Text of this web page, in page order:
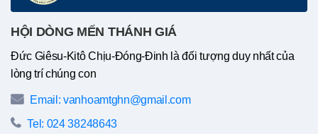
HỘI DÒNG MẾN THÁNH GIÁ
Đức Giêsu-Kitô Chịu-Đóng-Đinh là đối tượng duy nhất của
lòng trí chúng con
Email: vanhoamtghn@gmail.com
Tel: 024 38248643